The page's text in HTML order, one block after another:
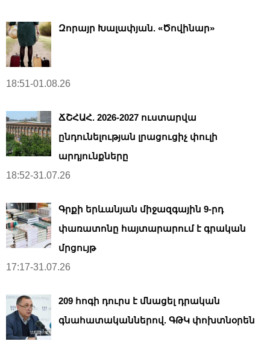
Զորայր Խալափյան. «Ծովինար»
18:51-01.08.26
ՃՇՀԱՀ. 2026-2027 ուստարվա
ընդունելության լրացուցիչ փուլի
արդյունքները
18:52-31.07.26
Գրքի երևանյան միջազգային 9-րդ
փառատոնը հայտարարում է գրական
մրցույթ
17:17-31.07.26
209 հոգի դուրս է մնացել դրական
գնահատականներով. ԳԹԿ փոխտնօրեն